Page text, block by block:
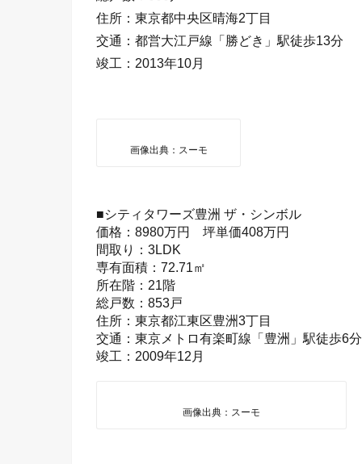
住所：東京都中央区晴海2丁目
交通：都営大江戸線「勝どき」駅徒歩13分
竣工：2013年10月
画像出典：スーモ
■シティタワーズ豊洲 ザ・シンボル
価格：8980万円 坪単価408万円
間取り：3LDK
専有面積：72.71㎡
所在階：21階
総戸数：853戸
住所：東京都江東区豊洲3丁目
交通：東京メトロ有楽町線「豊洲」駅徒歩6分
竣工：2009年12月
画像出典：スーモ